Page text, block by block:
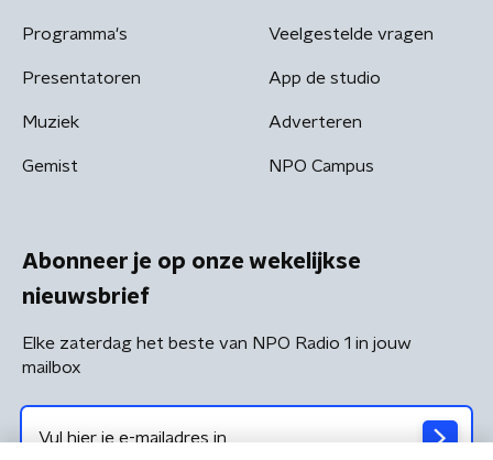
Programma's
Presentatoren
Muziek
Gemist
Veelgestelde vragen
App de studio
Adverteren
NPO Campus
Abonneer je op onze wekelijkse
nieuwsbrief
Elke zaterdag het beste van NPO Radio 1 in jouw
mailbox